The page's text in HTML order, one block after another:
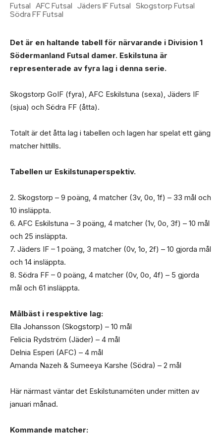
Futsal AFC Futsal Jäders IF Futsal Skogstorp Futsal
Södra FF Futsal
Det är en haltande tabell för närvarande i Division 1
Södermanland Futsal damer. Eskilstuna är
representerade av fyra lag i denna serie.
Skogstorp GoIF (fyra), AFC Eskilstuna (sexa), Jäders IF
(sjua) och Södra FF (åtta).
Totalt är det åtta lag i tabellen och lagen har spelat ett gäng
matcher hittills.
Tabellen ur Eskilstunaperspektiv.
2. Skogstorp – 9 poäng, 4 matcher (3v, 0o, 1f) – 33 mål och
10 insläppta.
6. AFC Eskilstuna – 3 poäng, 4 matcher (1v, 0o, 3f) – 10 mål
och 25 insläppta.
7. Jäders IF – 1 poäng, 3 matcher (0v, 1o, 2f) – 10 gjorda mål
och 14 insläppta.
8. Södra FF – 0 poäng, 4 matcher (0v, 0o, 4f) – 5 gjorda
mål och 61 insläppta.
Målbäst i respektive lag:
Ella Johansson (Skogstorp) – 10 mål
Felicia Rydström (Jäder) – 4 mål
Delnia Esperi (AFC) – 4 mål
Amanda Nazeh & Sumeeya Karshe (Södra) – 2 mål
Här närmast väntar det Eskilstunamöten under mitten av
januari månad.
Kommande matcher: